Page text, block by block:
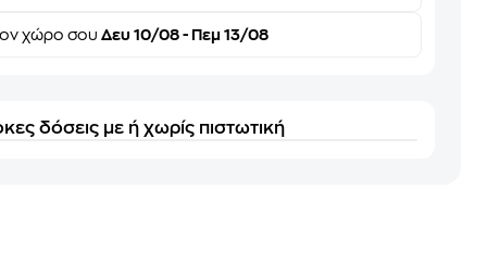
χώρο σου Δευ 10/08 - Πεμ 13/08
δόσεις με ή χωρίς πιστωτική